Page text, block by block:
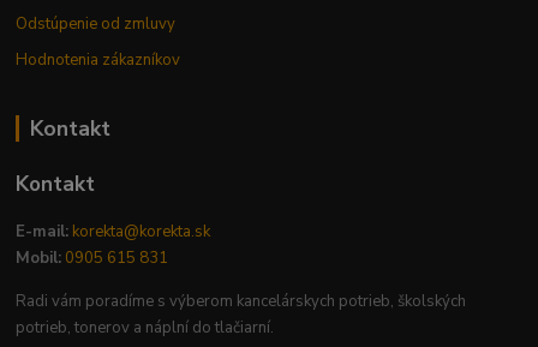
Odstúpenie od zmluvy
Hodnotenia zákazníkov
Kontakt
Kontakt
E-mail: korekta@korekta.sk
Mobil: 0905 615 831
Radi vám poradíme s výberom kancelárskych potrieb, školských
potrieb, tonerov a náplní do tlačiarní.